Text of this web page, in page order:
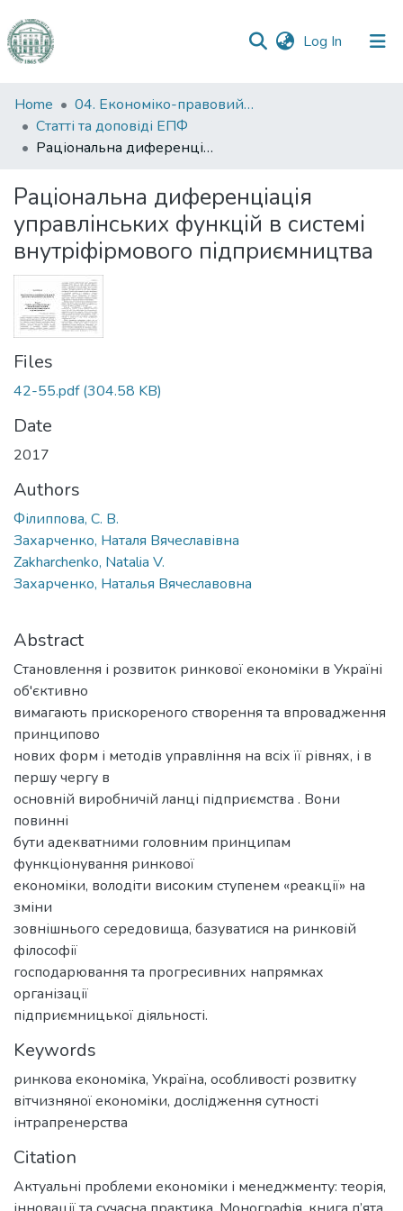
Log In (current)
Communities
&
Collections
Statistics
Home
04. Економіко-правовий факультет
Статті та доповіді ЕПФ
Раціональна диференціація управлінських функцій в системі внутріфірмового підприємництва
Раціональна диференціація
управлінських функцій в системі
внутріфірмового підприємництва
Files
42-55.pdf(304.58 KB)
Date
2017
Authors
Філиппова, С. В.
Захарченко, Наталя Вячеславівна
Zakharchenko, Natalia V.
Захарченко, Наталья Вячеславовна
Abstract
Становлення і розвиток ринкової економіки в Україні
об'єктивно
вимагають прискореного створення та впровадження
принципово
нових форм і методів управління на всіх її рівнях, і в
першу чергу в
основній виробничій ланці підприємства . Вони
повинні
бути адекватними головним принципам
функціонування ринкової
економіки, володіти високим ступенем «реакції» на
зміни
зовнішнього середовища, базуватися на ринковій
філософії
господарювання та прогресивних напрямках
організації
підприємницької діяльності.
Keywords
ринкова економіка, Україна, особливості розвитку
вітчизняної економіки, дослідження сутності
інтрапренерства
Citation
Актуальні проблеми економіки і менеджменту: теорія,